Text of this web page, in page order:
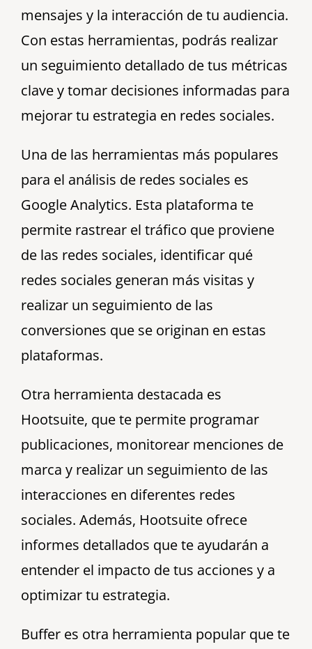
mensajes y la interacción de tu audiencia.
Con estas herramientas, podrás realizar
un seguimiento detallado de tus métricas
clave y tomar decisiones informadas para
mejorar tu estrategia en redes sociales.
Una de las herramientas más populares
para el análisis de redes sociales es
Google Analytics. Esta plataforma te
permite rastrear el tráfico que proviene
de las redes sociales, identificar qué
redes sociales generan más visitas y
realizar un seguimiento de las
conversiones que se originan en estas
plataformas.
Otra herramienta destacada es
Hootsuite, que te permite programar
publicaciones, monitorear menciones de
marca y realizar un seguimiento de las
interacciones en diferentes redes
sociales. Además, Hootsuite ofrece
informes detallados que te ayudarán a
entender el impacto de tus acciones y a
optimizar tu estrategia.
Buffer es otra herramienta popular que te